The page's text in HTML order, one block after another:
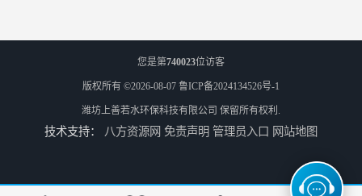
广州长沙体检中心污水处理设备厂家 广州玻璃钢化粪池
您是第740023位访客
版权所有 ©2026-08-07 鲁ICP备2024134526号-1
潍坊上善若水环保科技有限公司 保留所有权利.
技术支持： 八方资源网 免责声明 管理员入口 网站地图